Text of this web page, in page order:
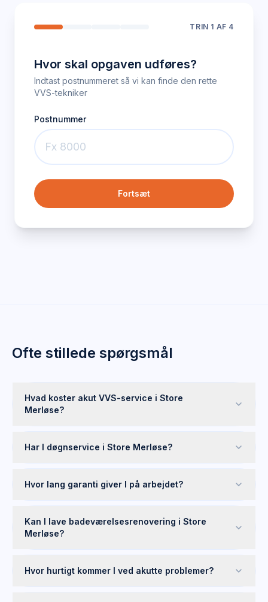
TRIN 1 AF 4
Hvor skal opgaven udføres?
Indtast postnummeret så vi kan finde den rette
VVS-tekniker
Postnummer
Fortsæt
Ofte stillede spørgsmål
Hvad koster akut VVS-service i Store
Merløse?
Har I døgnservice i Store Merløse?
Hvor lang garanti giver I på arbejdet?
Kan I lave badeværelsesrenovering i Store
Merløse?
Hvor hurtigt kommer I ved akutte problemer?